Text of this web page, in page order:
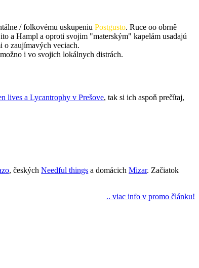
/ folkovému uskupeniuPostgusto. Ruce oo obrně
a Hampl a oproti svojim "materským" kapelám usadajú
o zaujímavých veciach.
i vo svojich lokálnych distrách.
lives a Lycantrophy v Prešove, tak si ich aspoň prečítaj,
, českýchNeedful things a domácichMizar. Začiatok
.. viac info v promo článku!